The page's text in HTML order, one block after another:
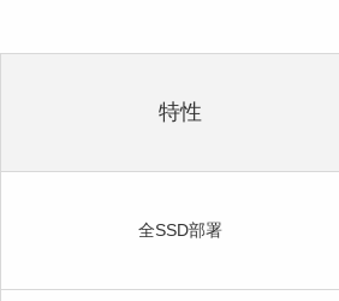
特性
全SSD部署